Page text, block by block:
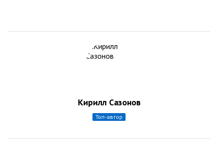
Кирилл Сазонов
топ-автор